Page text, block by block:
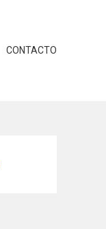
CONTACTO